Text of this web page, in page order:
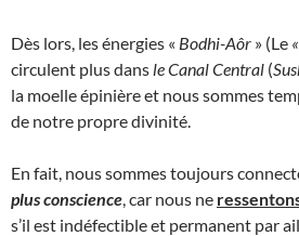
Dès lors, les énergies « Bodhi-Aôr » (Le
circulent plus dans le Canal Central (
la moelle épinière et nous sommes
de notre propre divinité.
En fait, nous sommes toujours
plus conscience , car nous ne
s’il est indéfectible et permanent par